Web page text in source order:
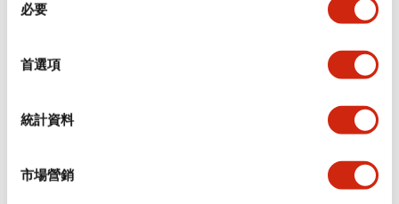
必要
首選項
統計資料
市場營銷
規格 顯示全部+
審美規範